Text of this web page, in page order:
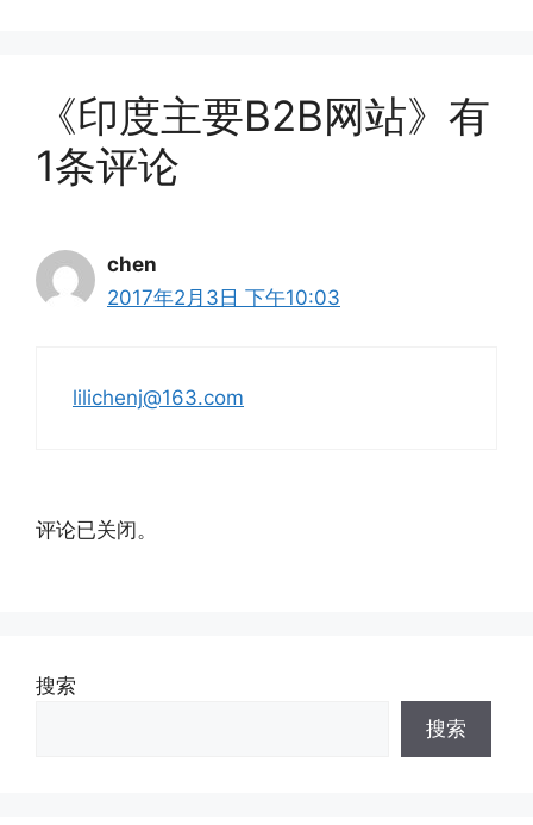
《印度主要B2B网站》有
1条评论
chen
2017年2月3日 下午10:03
lilichenj@163.com
评论已关闭。
搜索
搜索